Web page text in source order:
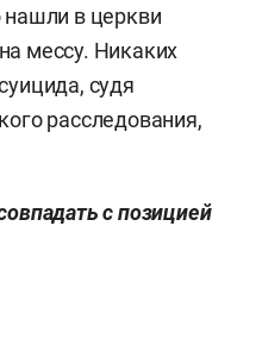
в церкви
мессу. Никаких
судя
расследования,
с позицией